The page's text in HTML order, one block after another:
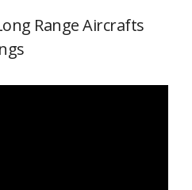
Range Aircrafts